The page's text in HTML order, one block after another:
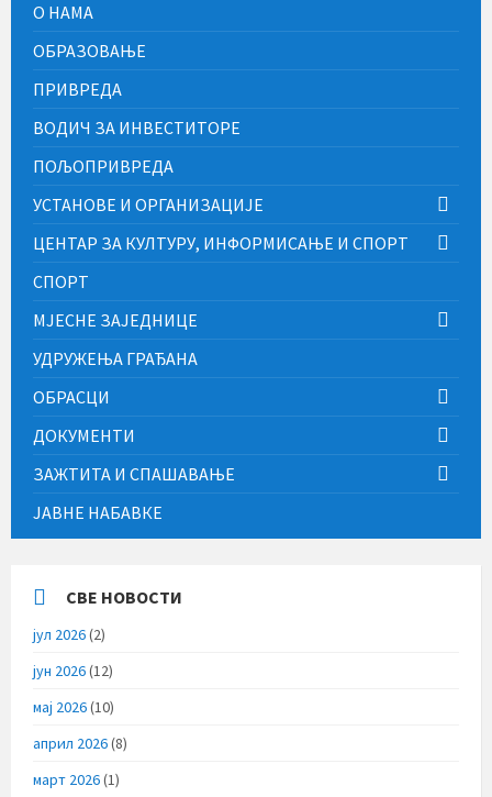
О НАМА
ОБРАЗОВАЊЕ
ПРИВРЕДА
ВОДИЧ ЗА ИНВЕСТИТОРЕ
ПОЉОПРИВРЕДА
УСТАНОВЕ И ОРГАНИЗАЦИЈЕ
ЦЕНТАР ЗА КУЛТУРУ, ИНФОРМИСАЊЕ И СПОРТ
СПОРТ
МЈЕСНЕ ЗАЈЕДНИЦЕ
УДРУЖЕЊА ГРАЂАНА
ОБРАСЦИ
ДОКУМЕНТИ
ЗАЖТИТА И СПАШАВАЊЕ
ЈАВНЕ НАБАВКЕ
СВЕ НОВОСТИ
јул 2026(2)
јун 2026(12)
мај 2026(10)
април 2026(8)
март 2026(1)